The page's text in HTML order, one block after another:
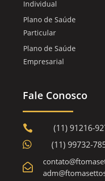
Individual
Plano de Saúde
Particular
Plano de Saúde
Empresarial
Fale Conosco
 (11) 91216-
 (11) 99732-
